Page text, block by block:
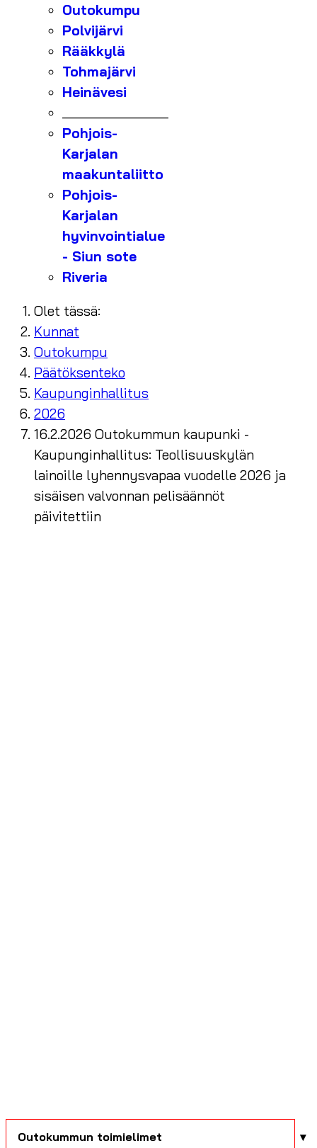
Outokumpu
Polvijärvi
Rääkkylä
Tohmajärvi
Heinävesi
Pohjois-
Karjalan
maakuntaliitto
Pohjois-
Karjalan
hyvinvointialue
- Siun sote
Riveria
Olet tässä:
Kunnat
Outokumpu
Päätöksenteko
Kaupunginhallitus
2026
16.2.2026 Outokummun kaupunki -
Kaupunginhallitus: Teollisuuskylän
lainoille lyhennysvapaa vuodelle 2026 ja
sisäisen valvonnan pelisäännöt
päivitettiin
Outokummun toimielimet